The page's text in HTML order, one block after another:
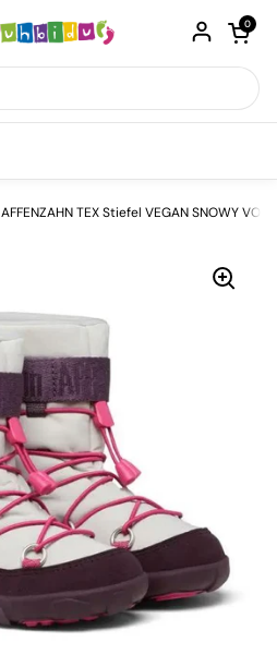
Warenkorb
0
AFFENZAHN TEX Stiefel VEGAN SNOWY